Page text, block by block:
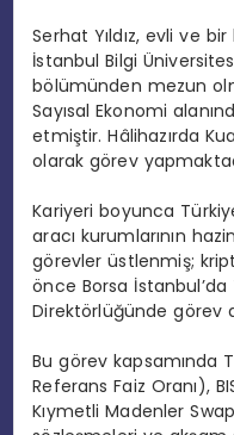
Serhat Yıldız, evli ve bir
İstanbul Bilgi
bölümünden mezun
Sayısal Ekonomi
etmiştir. Hâlihazırda
olarak görev
Kariyeri boyunca
aracı kurumlarının
görevler üstlenmiş;
önce Borsa
Direktörlüğünde görev
Bu görev kapsamında
Referans Faiz Oranı),
Kıymetli Madenler